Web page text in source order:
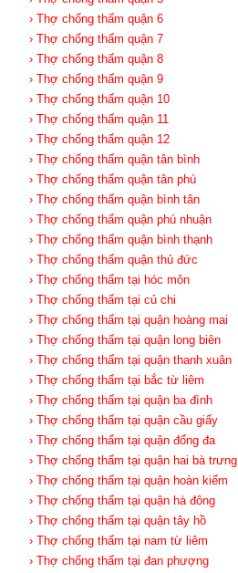
› Thợ chống thấm quận 6
› Thợ chống thấm quận 7
› Thợ chống thấm quận 8
› Thợ chống thấm quận 9
› Thợ chống thấm quận 10
› Thợ chống thấm quận 11
› Thợ chống thấm quận 12
› Thợ chống thấm quận tân bình
› Thợ chống thấm quận tân phú
› Thợ chống thấm quận bình tân
› Thợ chống thấm quận phú nhuận
› Thợ chống thấm quận bình thạnh
› Thợ chống thấm quận thủ đức
› Thợ chống thấm tại hóc môn
› Thợ chống thấm tại củ chi
› Thợ chống thấm tại quận hoàng mai
› Thợ chống thấm tại quận long biên
› Thợ chống thấm tại quận thanh xuân
› Thợ chống thấm tại bắc từ liêm
› Thợ chống thấm tại quận ba đình
› Thợ chống thấm tại quận cầu giấy
› Thợ chống thấm tại quận đống đa
› Thợ chống thấm tại quận hai bà trưng
› Thợ chống thấm tại quận hoàn kiếm
› Thợ chống thấm tại quận hà đông
› Thợ chống thấm tại quận tây hồ
› Thợ chống thấm tại nam từ liêm
› Thợ chống thấm tại đan phượng